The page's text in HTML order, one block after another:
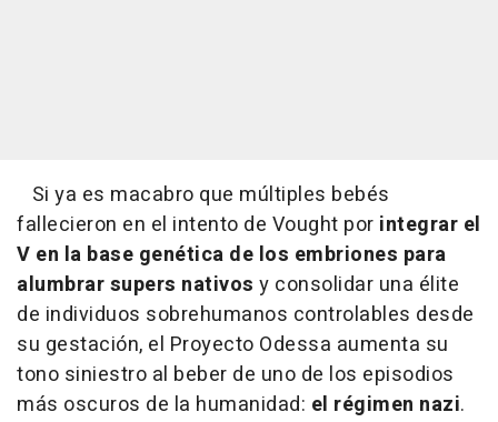
Si ya es macabro que múltiples bebés
fallecieron en el intento de Vought por integrar el
V en la base genética de los embriones para
alumbrar supers nativos y consolidar una élite
de individuos sobrehumanos controlables desde
su gestación, el Proyecto Odessa aumenta su
tono siniestro al beber de uno de los episodios
más oscuros de la humanidad: el régimen nazi.